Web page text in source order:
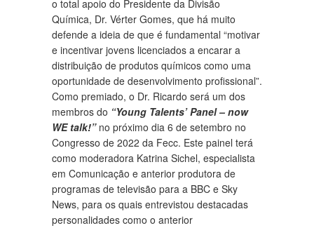
o total apoio do Presidente da Divisão
Química, Dr. Vérter Gomes, que há muito
defende a ideia de que é fundamental “motivar
e incentivar jovens licenciados a encarar a
distribuição de produtos químicos como uma
oportunidade de desenvolvimento profissional”.
Como premiado, o Dr. Ricardo será um dos
membros do “Young Talents’ Panel – now
WE talk!” no próximo dia 6 de setembro no
Congresso de 2022 da Fecc. Este painel terá
como moderadora Katrina Sichel, especialista
em Comunicação e anterior produtora de
programas de televisão para a BBC e Sky
News, para os quais entrevistou destacadas
personalidades como o anterior